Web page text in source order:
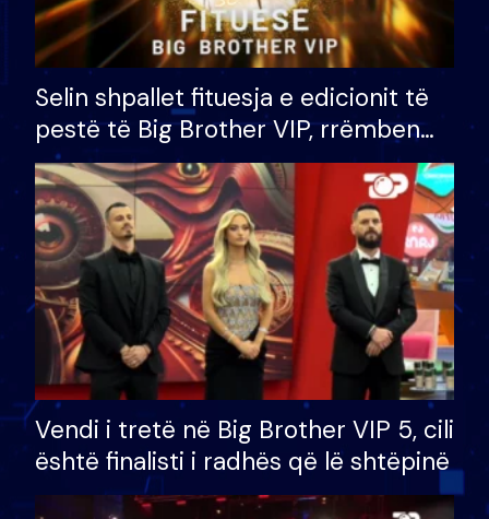
Selin shpallet fituesja e edicionit të
pestë të Big Brother VIP, rrëmben
çmimin e madh prej 100 mijë eurosh
Vendi i tretë në Big Brother VIP 5, cili
është finalisti i radhës që lë shtëpinë